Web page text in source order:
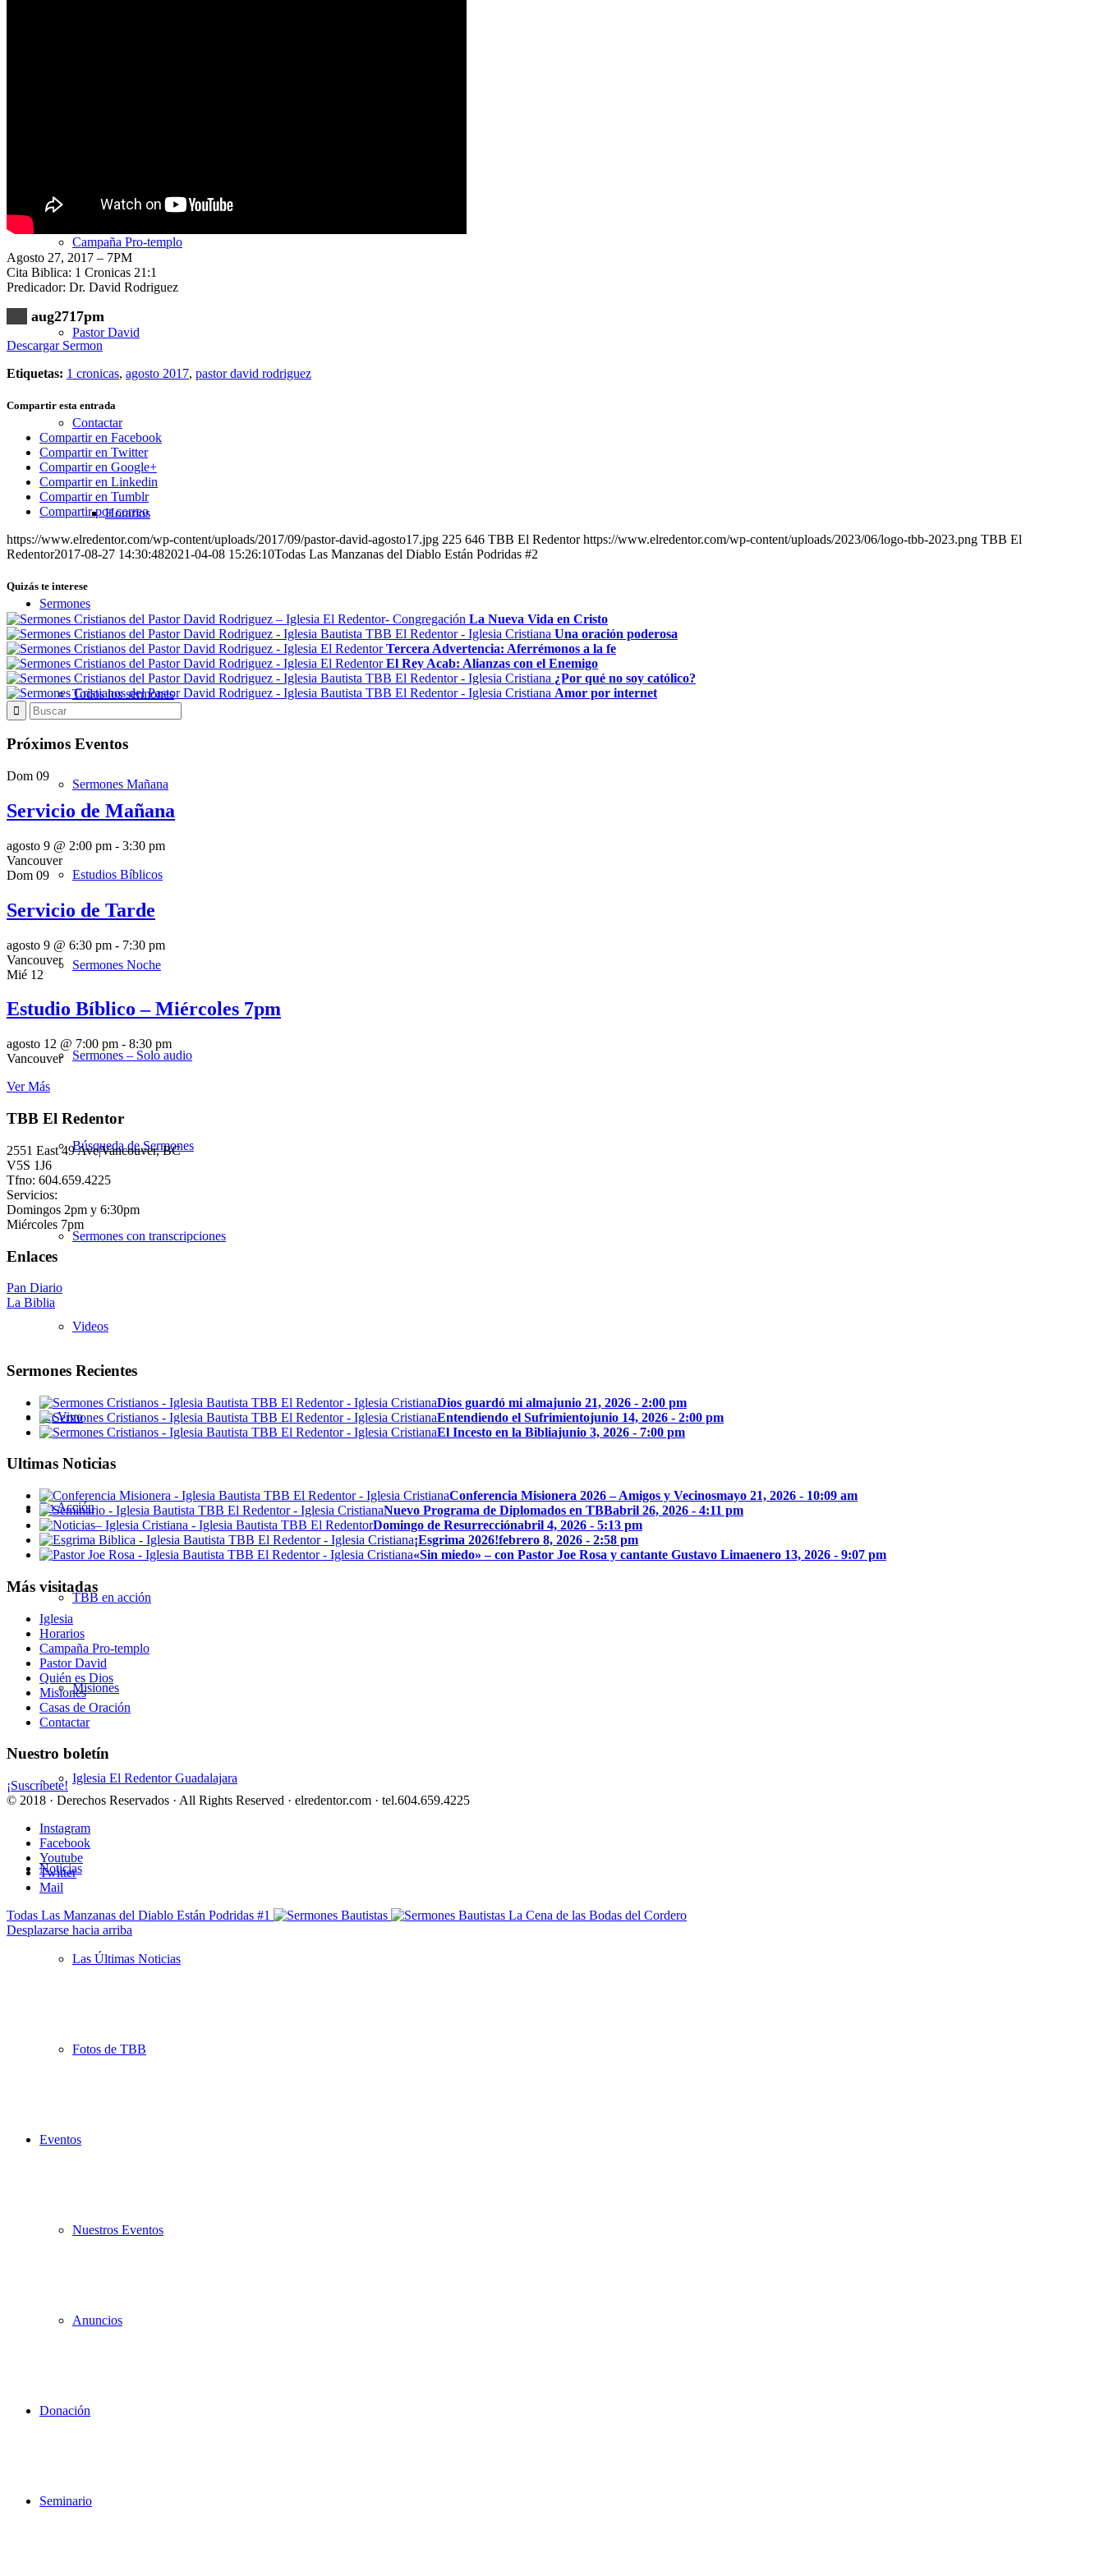
Campaña Pro-templo
Pastor David
Contactar
Horarios
Sermones
Todos los sermones
Sermones Mañana
Estudios Bíblicos
Sermones Noche
Sermones – Solo audio
Búsqueda de Sermones
Sermones con transcripciones
Videos
En Vivo
En Acción
TBB en acción
Misiones
Iglesia El Redentor Guadalajara
Noticias
Las Últimas Noticias
Fotos de TBB
Eventos
Nuestros Eventos
Anuncios
Donación
Seminario
Agosto 27, 2017 – 7PM
Cita Biblica: 1 Cronicas 21:1
Predicador: Dr. David Rodriguez
aug2717pm
Descargar Sermon
Etiquetas: 1 cronicas, agosto 2017, pastor david rodriguez
Compartir esta entrada
Compartir en Facebook
Compartir en Twitter
Compartir en Google+
Compartir en Linkedin
Compartir en Tumblr
Compartir por correo
https://www.elredentor.com/wp-content/uploads/2017/09/pastor-david-agosto17.jpg 225 646 TBB El Redentor https://www.elredentor.com/wp-content/uploads/2023/06/logo-tbb-2023.png TBB El
Redentor2017-08-27 14:30:482021-04-08 15:26:10Todas Las Manzanas del Diablo Están Podridas #2
Quizás te interese
La Nueva Vida en Cristo
Una oración poderosa
Tercera Advertencia: Aferrémonos a la fe
El Rey Acab: Alianzas con el Enemigo
¿Por qué no soy católico?
Amor por internet
Próximos Eventos
Dom 09
Servicio de Mañana
agosto 9 @ 2:00 pm - 3:30 pm
Vancouver
Dom 09
Servicio de Tarde
agosto 9 @ 6:30 pm - 7:30 pm
Vancouver
Mié 12
Estudio Bíblico – Miércoles 7pm
agosto 12 @ 7:00 pm - 8:30 pm
Vancouver
Ver Más
TBB El Redentor
2551 East 49 Ave|Vancouver, BC
V5S 1J6
Tfno: 604.659.4225
Servicios:
Domingos 2pm y 6:30pm
Miércoles 7pm
Enlaces
Pan Diario
La Biblia
Sermones Recientes
Dios guardó mi almajunio 21, 2026 - 2:00 pm
Entendiendo el Sufrimientojunio 14, 2026 - 2:00 pm
El Incesto en la Bibliajunio 3, 2026 - 7:00 pm
Ultimas Noticias
Conferencia Misionera 2026 – Amigos y Vecinosmayo 21, 2026 - 10:09 am
Nuevo Programa de Diplomados en TBBabril 26, 2026 - 4:11 pm
Domingo de Resurrecciónabril 4, 2026 - 5:13 pm
¡Esgrima 2026!febrero 8, 2026 - 2:58 pm
«Sin miedo» – con Pastor Joe Rosa y cantante Gustavo Limaenero 13, 2026 - 9:07 pm
Más visitadas
Iglesia
Horarios
Campaña Pro-templo
Pastor David
Quién es Dios
Misiones
Casas de Oración
Contactar
Nuestro boletín
¡Suscríbete!
© 2018 · Derechos Reservados · All Rights Reserved · elredentor.com · tel.604.659.4225
Instagram
Facebook
Youtube
Twitter
Mail
Todas Las Manzanas del Diablo Están Podridas #1
La Cena de las Bodas del Cordero
Desplazarse hacia arriba